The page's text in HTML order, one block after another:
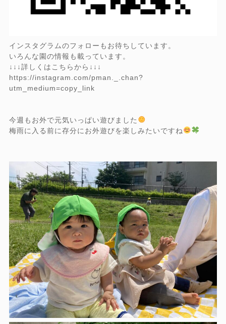
インスタグラムのフォローもお待ちしています。
いろんな園の情報も載っています。
↓↓↓詳しくはこちらから↓↓↓
https://instagram.com/pman._.chan?
utm_medium=copy_link
今週もお外で元気いっぱい遊びました
梅雨に入る前に存分にお外遊びを楽しみたいですね